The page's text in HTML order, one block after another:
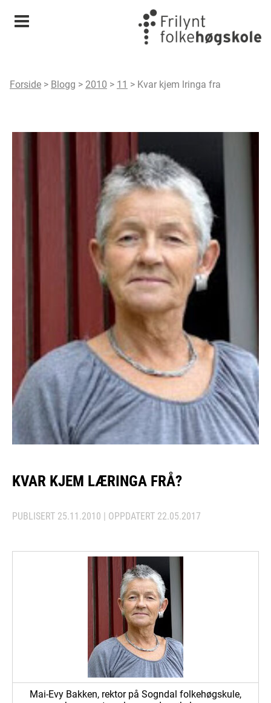
Meny
Forside > Blogg > 2010 > 11 > Kvar kjem lringa fra
KVAR KJEM LÆRINGA FRÅ?
PUBLISERT 25.11.2010 | OPPDATERT 22.05.2017
Mai-Evy Bakken, rektor på Sogndal folkehøgskule,